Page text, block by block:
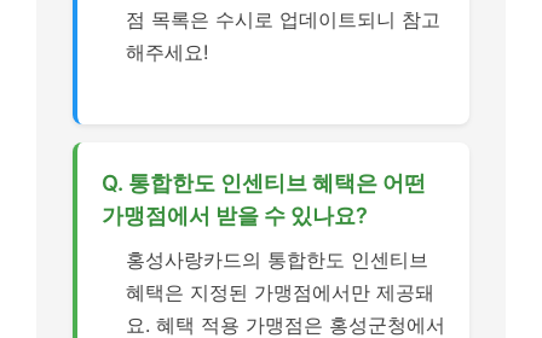
점 목록은 수시로 업데이트되니 참고
해주세요!
Q. 통합한도 인센티브 혜택은 어떤
가맹점에서 받을 수 있나요?
홍성사랑카드의 통합한도 인센티브
혜택은 지정된 가맹점에서만 제공돼
요. 혜택 적용 가맹점은 홍성군청에서